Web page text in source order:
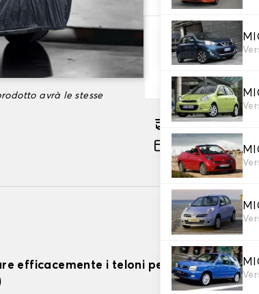
avrà le stesse
59,47 €
Consegna
Pagamento in
efficacemente i teloni per auto (interno,